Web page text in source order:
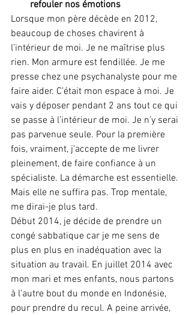
refouler nos émotions
Lorsque mon père décède en 2012,
beaucoup de choses chavirent à
l’intérieur de moi. Je ne maîtrise plus
rien. Mon armure est fendillée. Je me
presse chez une psychanalyste pour me
faire aider. C’était mon espace à moi. Je
vais y déposer pendant 2 ans tout ce qui
se passe à l’intérieur de moi. Je n’y serai
pas parvenue seule. Pour la première
fois, vraiment, j’accepte de me livrer
pleinement, de faire confiance à un
spécialiste. La démarche est essentielle.
Mais elle ne suffira pas. Trop mentale,
me dirai-je plus tard.
Début 2014, je décide de prendre un
congé sabbatique car je me sens de
plus en plus en inadéquation avec la
situation au travail. En juillet 2014 avec
mon mari et mes enfants, nous partons
à l’autre bout du monde en Indonésie,
pour prendre du recul. A peine arrivée,